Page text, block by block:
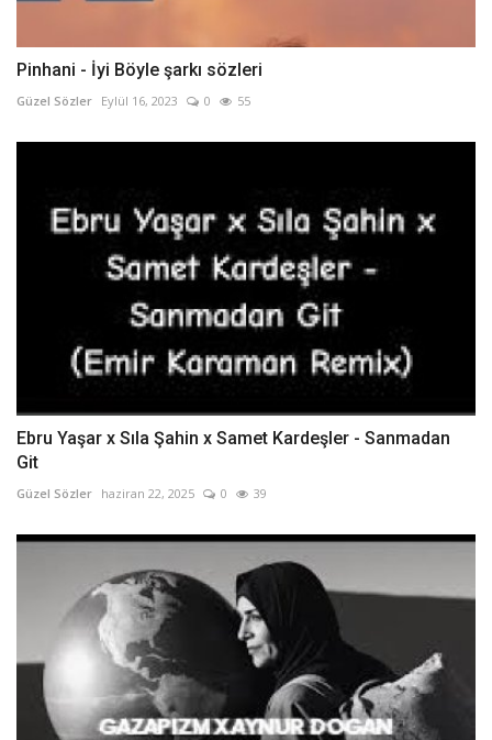
Pinhani - İyi Böyle şarkı sözleri
Güzel Sözler Eylül 16, 2023 0 55
Ebru Yaşar x Sıla Şahin x Samet Kardeşler - Sanmadan
Git
Güzel Sözler haziran 22, 2025 0 39